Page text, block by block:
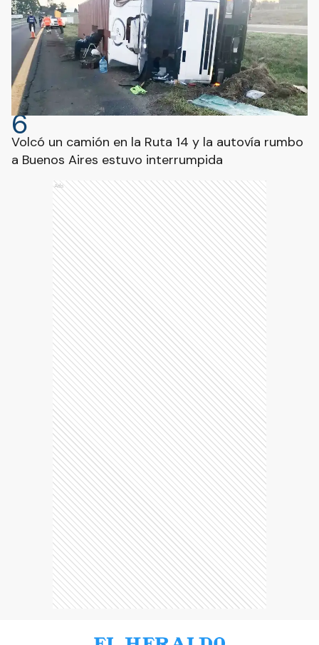
6
Volcó un camión en la Ruta 14 y la autovía rumbo
a Buenos Aires estuvo interrumpida
Ads